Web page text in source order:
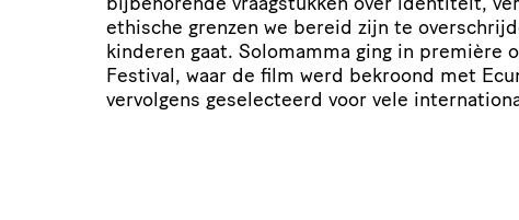
ethische grenzen we bereid zijn te
kinderen gaat. Solomamma ging in première
Festival, waar de film werd bekroond met
vervolgens geselecteerd voor vele